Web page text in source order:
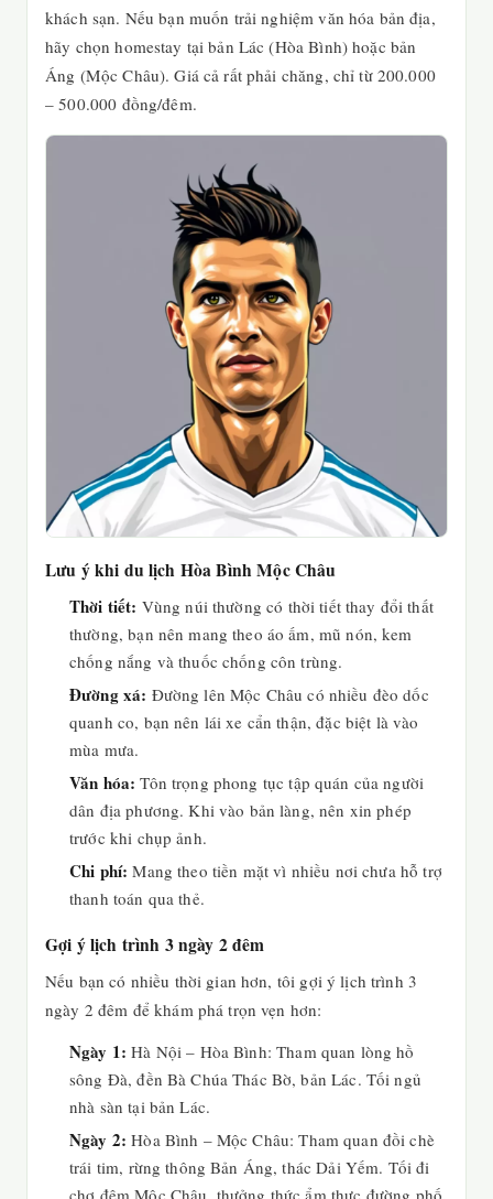
khách sạn. Nếu bạn muốn trải nghiệm văn hóa bản địa,
hãy chọn homestay tại bản Lác (Hòa Bình) hoặc bản
Áng (Mộc Châu). Giá cả rất phải chăng, chỉ từ 200.000
– 500.000 đồng/đêm.
Lưu ý khi du lịch Hòa Bình Mộc Châu
Thời tiết: Vùng núi thường có thời tiết thay đổi thất
thường, bạn nên mang theo áo ấm, mũ nón, kem
chống nắng và thuốc chống côn trùng.
Đường xá: Đường lên Mộc Châu có nhiều đèo dốc
quanh co, bạn nên lái xe cẩn thận, đặc biệt là vào
mùa mưa.
Văn hóa: Tôn trọng phong tục tập quán của người
dân địa phương. Khi vào bản làng, nên xin phép
trước khi chụp ảnh.
Chi phí: Mang theo tiền mặt vì nhiều nơi chưa hỗ trợ
thanh toán qua thẻ.
Gợi ý lịch trình 3 ngày 2 đêm
Nếu bạn có nhiều thời gian hơn, tôi gợi ý lịch trình 3
ngày 2 đêm để khám phá trọn vẹn hơn:
Ngày 1: Hà Nội – Hòa Bình: Tham quan lòng hồ
sông Đà, đền Bà Chúa Thác Bờ, bản Lác. Tối ngủ
nhà sàn tại bản Lác.
Ngày 2: Hòa Bình – Mộc Châu: Tham quan đồi chè
trái tim, rừng thông Bản Áng, thác Dải Yếm. Tối đi
chợ đêm Mộc Châu, thưởng thức ẩm thực đường phố.